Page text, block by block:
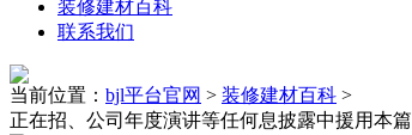
装修建材百科
联系我们
当前位置： bjl平台官网 > 装修建材百科 >
正在招、公司年度演讲等任何息披露中援用本篇